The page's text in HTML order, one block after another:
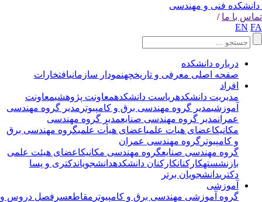
فنی و مهندسی
با ما /
EN
درباره دانشکده
صفحه اصلی معرفی و تاریخچهنمودار سازمانیافتخارات
افراد
مدیریت دانشکدهریاست دانشکدهمعاونت پژوهشیمعاونت
آموزشیمدیر گروه مهندسی برق و کامپیوترمدیر گروه مهندسی
عمران مدیر گروه مهندسی صنایعمدیر گروه مهندسی
مکانیکاعضای هیات علمیاعضای هیأت علمیگروه مهندسی برق
و کامپیوترگروه مهندسی عمران
گروه مهندسی صنایعگروه مهندسی مکانیکاعضای هیئت علمی
بازنشستهکارکنانکارکنان دانشکدهدانشجویاندکتری و پسا
دکتریدانشجویان برتر
آموزشی
گروه آموزشی مهندسی برق و کامپیوترمقاطعسرفصل دروس و